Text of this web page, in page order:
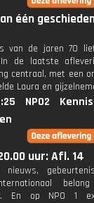
één
van de jaren 70
de laatste
centraal, met een
Laura en
NPO2
uur: Afl. 14
En op NPO 1